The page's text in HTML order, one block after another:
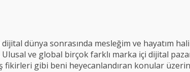
dijital dünya sonrasında mesleğim ve hayatım
Ulusal ve global birçok farklı marka içi dijital
gibi beni heyecanlandıran konular